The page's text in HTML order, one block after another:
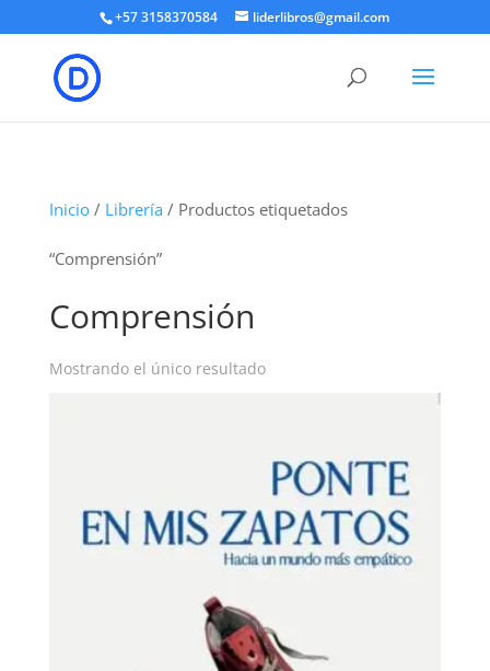
+57 3158370584 liderlibros@gmail.com
Inicio/ Librería / Productos etiquetados
“Comprensión”
Comprensión
Mostrando el único resultado